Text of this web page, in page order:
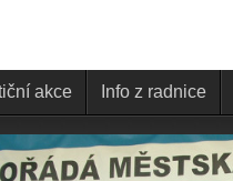
akce Info z radnice